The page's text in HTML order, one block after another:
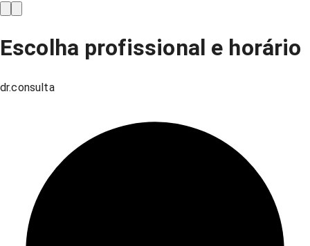
Escolha profissional e horário
dr.consulta